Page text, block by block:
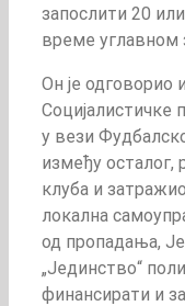
запослити 20
време углавном
Он је одговорио
Социјалистичке
у вези
између осталог,
клуба и
локална
од пропадања,
„Јединство“
финансирати и